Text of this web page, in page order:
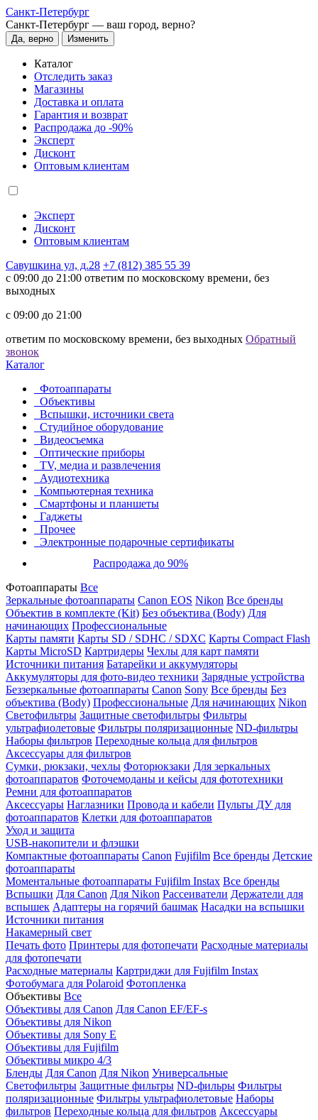
Санкт-Петербург
Санкт-Петербург — ваш город, верно?
Да, верно Изменить
Каталог
Отследить заказ
Магазины
Доставка и оплата
Гарантия и возврат
Распродажа до -90%
Эксперт
Дисконт
Оптовым клиентам
Эксперт
Дисконт
Оптовым клиентам
Савушкина ул, д.28 +7 (812) 385 55 39
c 09:00 до 21:00 ответим по московскому времени, без
выходных
c 09:00 до 21:00
ответим по московскому времени, без выходных Обратный
звонок
Каталог
Фотоаппараты
Объективы
Вспышки, источники света
Студийное оборудование
Видеосъемка
Оптические приборы
TV, медиа и развлечения
Аудиотехника
Компьютерная техника
Смартфоны и планшеты
Гаджеты
Прочее
Электронные подарочные сертификаты
Распродажа до 90%
Фотоаппараты Все
Зеркальные фотоаппараты Canon EOS Nikon Все бренды
Объектив в комплекте (Kit) Без объектива (Body) Для
начинающих Профессиональные
Карты памяти Карты SD / SDHC / SDXC Карты Compact Flash
Карты MicroSD Картридеры Чехлы для карт памяти
Источники питания Батарейки и аккумуляторы
Аккумуляторы для фото-видео техники Зарядные устройства
Беззеркальные фотоаппараты Canon Sony Все бренды Без
объектива (Body) Профессиональные Для начинающих Nikon
Светофильтры Защитные светофильтры Фильтры
ультрафиолетовые Фильтры поляризационные ND-фильтры
Наборы фильтров Переходные кольца для фильтров
Аксессуары для фильтров
Сумки, рюкзаки, чехлы Фоторюкзаки Для зеркальных
фотоаппаратов Фоточемоданы и кейсы для фототехники
Ремни для фотоаппаратов
Аксессуары Наглазники Провода и кабели Пульты ДУ для
фотоаппаратов Клетки для фотоаппаратов
Уход и защита
USB-накопители и флэшки
Компактные фотоаппараты Canon Fujifilm Все бренды Детские
фотоаппараты
Моментальные фотоаппараты Fujifilm Instax Все бренды
Вспышки Для Canon Для Nikon Рассеиватели Держатели для
вспышек Адаптеры на горячий башмак Насадки на вспышки
Источники питания
Накамерный свет
Печать фото Принтеры для фотопечати Расходные материалы
для фотопечати
Расходные материалы Картриджи для Fujifilm Instax
Фотобумага для Polaroid Фотопленка
Объективы Все
Объективы для Canon Для Canon EF/EF-s
Объективы для Nikon
Объективы для Sony E
Объективы для Fujifilm
Объективы микро 4/3
Бленды Для Canon Для Nikon Универсальные
Светофильтры Защитные фильтры ND-фильры Фильтры
поляризационные Фильтры ультрафиолетовые Наборы
фильтров Переходные кольца для фильтров Аксессуары